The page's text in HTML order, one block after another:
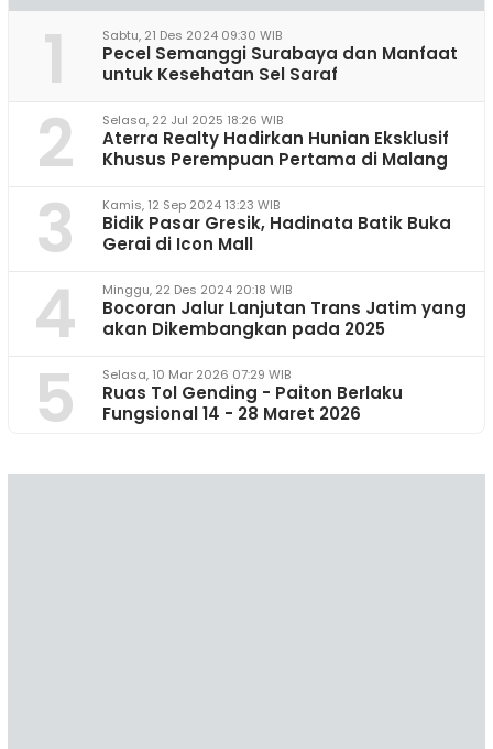
1 Sabtu, 21 Des 2024 09:30 WIB
Pecel Semanggi Surabaya dan Manfaat
untuk Kesehatan Sel Saraf
2 Selasa, 22 Jul 2025 18:26 WIB
Aterra Realty Hadirkan Hunian Eksklusif
Khusus Perempuan Pertama di Malang
3 Kamis, 12 Sep 2024 13:23 WIB
Bidik Pasar Gresik, Hadinata Batik Buka
Gerai di Icon Mall
4 Minggu, 22 Des 2024 20:18 WIB
Bocoran Jalur Lanjutan Trans Jatim yang
akan Dikembangkan pada 2025
5 Selasa, 10 Mar 2026 07:29 WIB
Ruas Tol Gending - Paiton Berlaku
Fungsional 14 - 28 Maret 2026